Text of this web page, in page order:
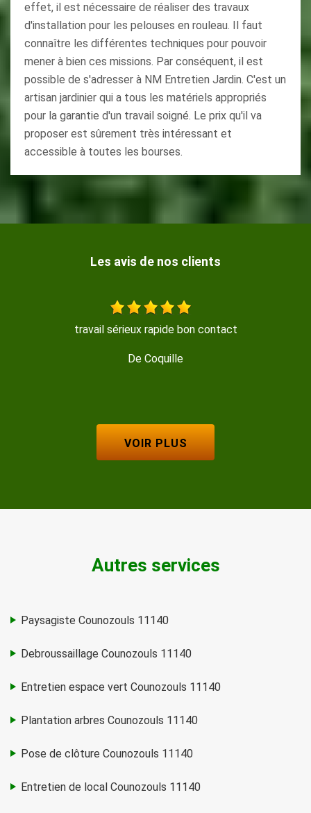
effet, il est nécessaire de réaliser des travaux
d'installation pour les pelouses en rouleau. Il faut
connaître les différentes techniques pour pouvoir
mener à bien ces missions. Par conséquent, il est
possible de s'adresser à NM Entretien Jardin. C'est un
artisan jardinier qui a tous les matériels appropriés
pour la garantie d'un travail soigné. Le prix qu'il va
proposer est sûrement très intéressant et
accessible à toutes les bourses.
Les avis de nos clients
Travail soigné , trés propre , disponible et sympathique
De GERMINAL
VOIR PLUS
Autres services
Paysagiste Counozouls 11140
Debroussaillage Counozouls 11140
Entretien espace vert Counozouls 11140
Plantation arbres Counozouls 11140
Pose de clôture Counozouls 11140
Entretien de local Counozouls 11140